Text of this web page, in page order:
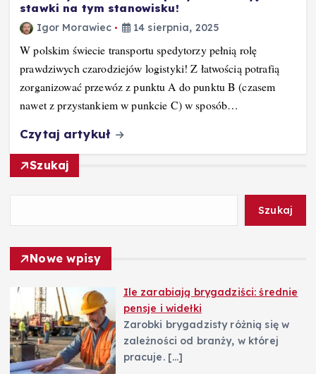
stawki na tym stanowisku!
Igor Morawiec 14 sierpnia, 2025
W polskim świecie transportu spedytorzy pełnią rolę
prawdziwych czarodziejów logistyki! Z łatwością potrafią
zorganizować przewóz z punktu A do punktu B (czasem
nawet z przystankiem w punkcie C) w sposób…
Czytaj artykuł
Szukaj
Szukaj
Nowe wpisy
Ile zarabiają brygadziści: średnie
pensje i widełki
Zarobki brygadzisty różnią się w
zależności od branży, w której
pracuje. […]